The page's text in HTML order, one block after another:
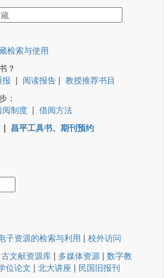
检索与使用
？
报 | 阅读报告 | 教授推荐书目
：
阅制度 | 借阅方法
| 昌平工具书、期刊预约
子资源的检索与利用 | 校外访问
古文献资源库 | 多媒体资源 | 数字教
位论文 | 北大讲座 | 民国旧报刊